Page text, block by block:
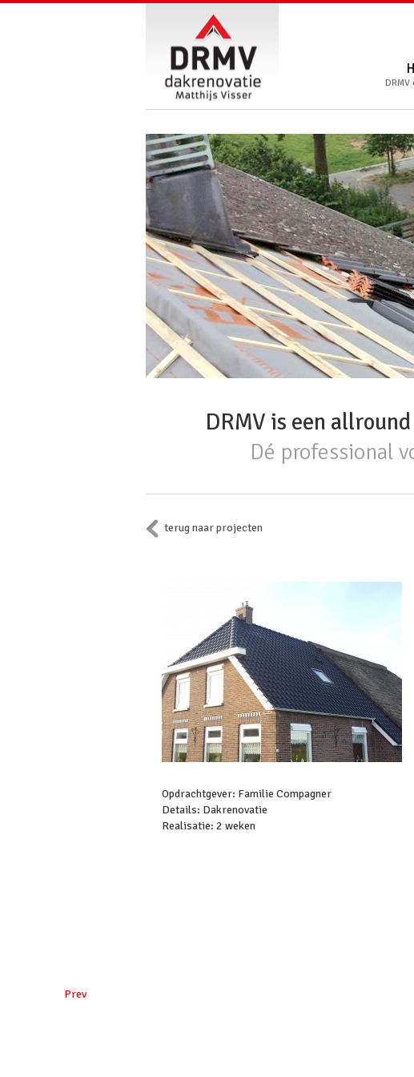
DRMV
DRMV is een
Dé professional
terug naar projecten
Opdrachtgever: Familie Compagner
Details: Dakrenovatie
Realisatie: 2 weken
Prev